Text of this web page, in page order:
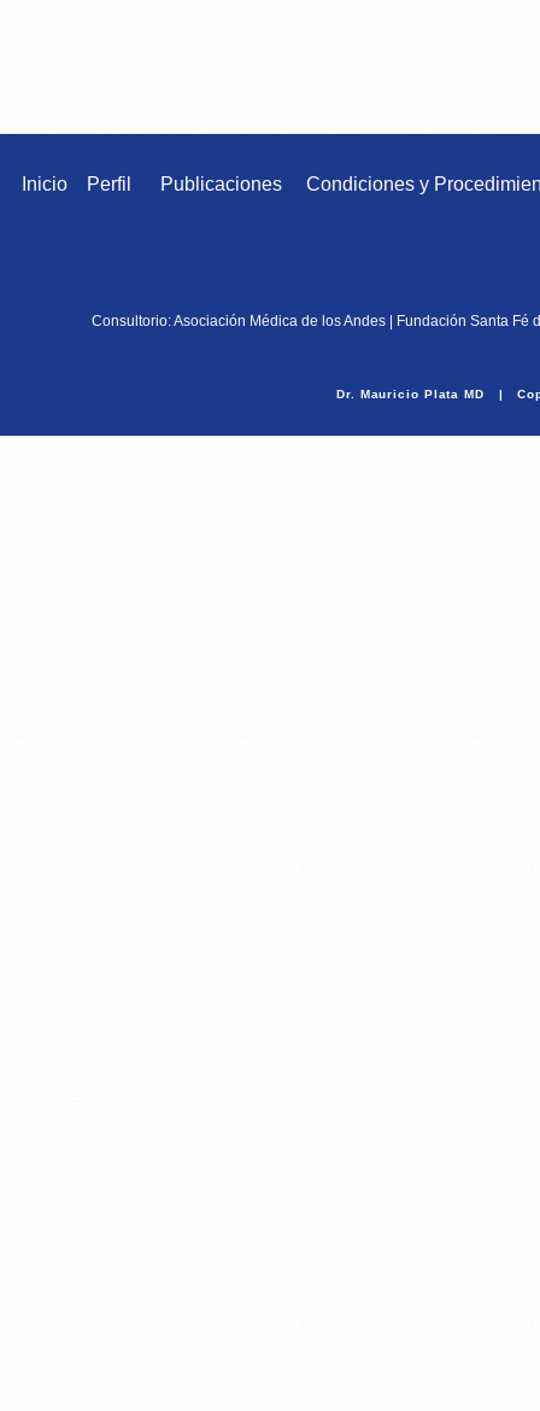
Dr. Mauricio Plata MD |
Inicio Perfil Publicaciones Condiciones y
Consultorio: Asociación Médica de los Andes | Fundación Santa